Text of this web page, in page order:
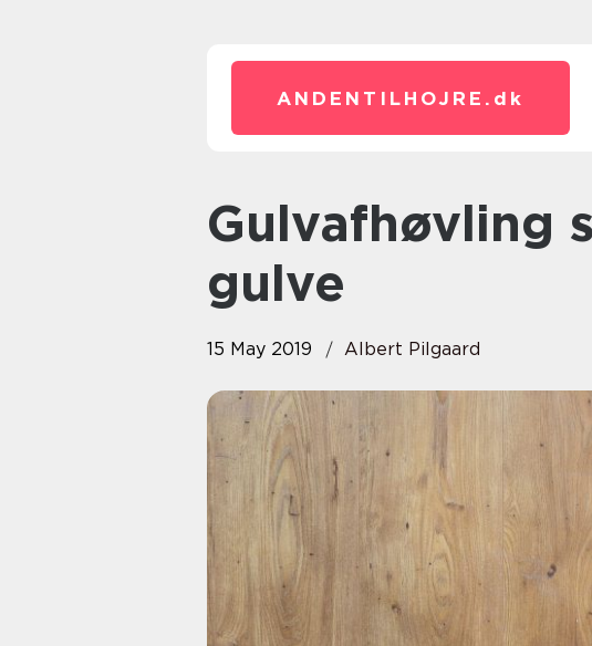
ANDENTILHOJRE. dk
Gulvafhøvling sikrer dig flotte
gulve
15 May 2019 Albert Pilgaard